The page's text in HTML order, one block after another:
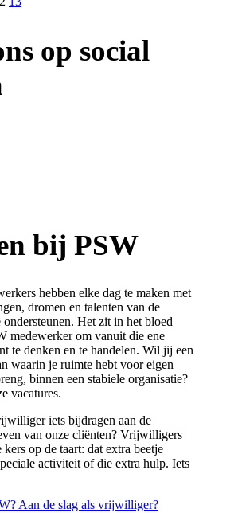
op social
bij PSW
hebben elke dag te maken met
dromen en talenten van de
ondersteunen. Het zit in het bloed
medewerker om vanuit die ene
te denken en te handelen. Wil jij een
waarin je ruimte hebt voor eigen
binnen een stabiele organisatie?
vacatures.
iets bijdragen aan de
van onze cliënten? Vrijwilligers
op de taart: dat extra beetje
activiteit of die extra hulp. Iets
Aan de slag als vrijwilliger?